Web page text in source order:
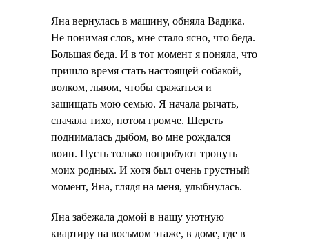
Яна вернулась в машину, обняла Вадика.
Не понимая слов, мне стало ясно, что беда.
Большая беда. И в тот момент я поняла, что
пришло время стать настоящей собакой,
волком, львом, чтобы сражаться и
защищать мою семью. Я начала рычать,
сначала тихо, потом громче. Шерсть
поднималась дыбом, во мне рождался
воин. Пусть только попробуют тронуть
моих родных. И хотя был очень грустный
момент, Яна, глядя на меня, улыбнулась.
Яна забежала домой в нашу уютную
квартиру на восьмом этаже, в доме, где в